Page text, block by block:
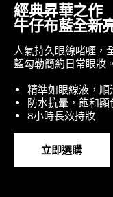
經典昇華之作
牛仔布藍全新
人氣持久眼線啫喱，
藍勾勒簡約日常眼妝。
精準如眼線液，順
防水抗暈，飽和顯
8小時長效持妝
立即選購